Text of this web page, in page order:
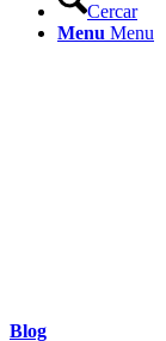
Cercar
Menu Menu
Blog